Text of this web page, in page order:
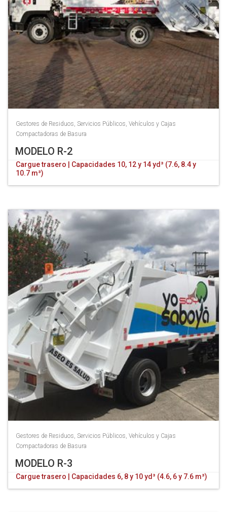
Gestores de Residuos, Servicios Públicos, Vehículos y Cajas
Compactadoras de Basura
MODELO R-2
Cargue trasero | Capacidades 10, 12 y 14 yd³ (7.6, 8.4 y
10.7 m³)
Gestores de Residuos, Servicios Públicos, Vehículos y Cajas
Compactadoras de Basura
MODELO R-3
Cargue trasero | Capacidades 6, 8 y 10 yd³ (4.6, 6 y 7.6 m³)